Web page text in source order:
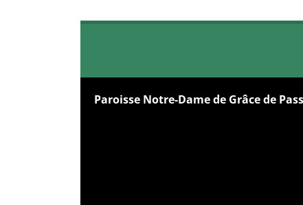
Paroisse Notre-Dame de Grâce de